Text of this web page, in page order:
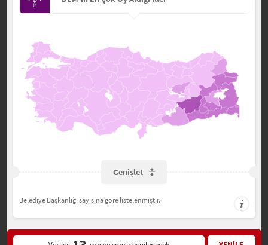
Genişlet
Belediye Başkanlığı sayısına göre listelenmiştir.